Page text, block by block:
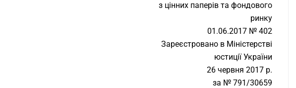
з цінних паперів та фондового
ринку
01.06.2017 № 402
Зареєстровано в Міністерстві
юстиції України
26 червня 2017 р.
за № 791/30659